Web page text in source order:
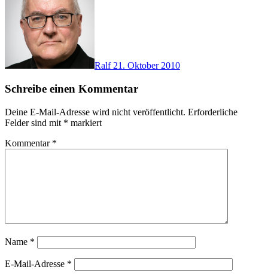
Ralf 21. Oktober 2010
Schreibe einen Kommentar
Deine E-Mail-Adresse wird nicht veröffentlicht. Erforderliche
Felder sind mit * markiert
Kommentar *
Name *
E-Mail-Adresse *